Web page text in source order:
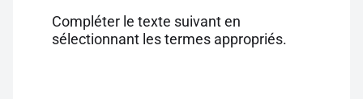
Pour profiter de 10 contenus offerts.
Compléter le texte suivant en
sélectionnant les termes appropriés.